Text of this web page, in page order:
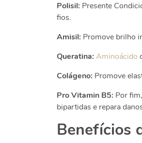
Polisil: Presente
fios.
Amisil: Promove brilho
Queratina: Aminoácido
Colágeno: Promove
Pro Vitamin B5: Por
bipartidas e repara
Benefícios